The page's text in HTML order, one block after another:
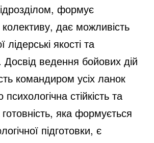
формує
дає можливість
лідерські якості та
Досвід ведення бойових дій
командиром усіх ланок
стійкість та
готовність, яка формується
підготовки, є